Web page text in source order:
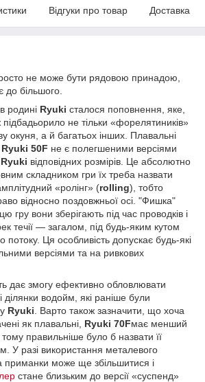
Відгуки про товар Доставка
не може бути рядовою принадою,
до більшого.
родині Ryuki сталося поповнення, яке,
підбадьорило не тільки «форелятиників»
окуня, а й багатьох інших. Плавальні
Ryuki 50F не є полегшеними версіями
Ryuki відповідних розмірів. Це абсолютно
складником гри їх треба назвати
«ролінг» (rolling), тобто
відносно поздовжньої осі. "Фишка"
гру вони зберігають під час проводків і
течії — загалом, під будь-яким кутом
потоку. Ця особливість допускає будь-які
версіями та на ривкових
дає змогу ефективно обловлювати
ділянки водойм, які раніше були
Ryuki . Варто також зазначити, що хоча
як плавальні, Ryuki 70Fмає менший
тому правильніше було б назвати її
У разі використання металевого
приманки може ще збільшитися і
стане близьким до версії «суспенд»